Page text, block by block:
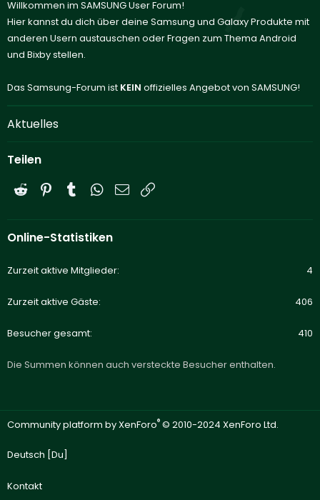
Willkommen im SAMSUNG User Forum!
Hier kannst du dich über deine Samsung und Galaxy Produkte mit
anderen Usern austauschen oder Fragen zum Thema Android
und Bixby stellen.
Das Samsung-Forum ist KEIN offizielles Angebot von SAMSUNG!
Aktuelles
Teilen
Reddit PinterestTumblrWhatsApp
E-Mail
Online-Statistiken
Zurzeit aktive Mitglieder 4
Zurzeit aktive Gäste 406
Besucher gesamt 410
Die Summen können auch versteckte Besucher enthalten.
Community platform by XenForo® © 2010-2024 XenForo Ltd.
Deutsch [Du]
Kontakt